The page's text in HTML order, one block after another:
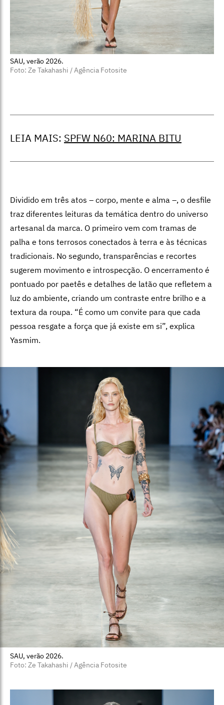
SAU, verão 2026.
Foto: Ze Takahashi / Agência Fotosite
LEIA MAIS: SPFW N60: MARINA BITU
Dividido em três atos – corpo, mente e alma –, o desfile
traz diferentes leituras da temática dentro do universo
artesanal da marca. O primeiro vem com tramas de
palha e tons terrosos conectados à terra e às técnicas
tradicionais. No segundo, transparências e recortes
sugerem movimento e introspecção. O encerramento é
pontuado por paetês e detalhes de latão que refletem a
luz do ambiente, criando um contraste entre brilho e a
textura da roupa. “É como um convite para que cada
pessoa resgate a força que já existe em si”, explica
Yasmim.
SAU, verão 2026.
Foto: Ze Takahashi / Agência Fotosite